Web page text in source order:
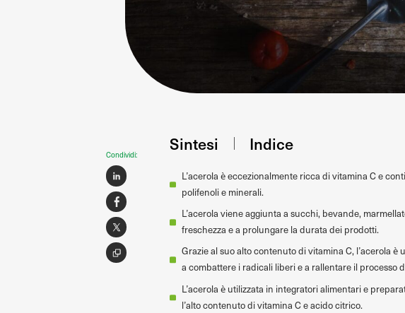
Condividi:
Sintesi Indice
L’acerola è eccezionalmente ricca di vitamina C e
polifenoli e minerali.
L’acerola viene aggiunta a succhi, bevande,
freschezza e a prolungare la durata dei prodotti.
Grazie al suo alto contenuto di vitamina C, l’acerola
a combattere i radicali liberi e a rallentare il processo
L’acerola è utilizzata in integratori alimentari e
l’alto contenuto di vitamina C e acido citrico.